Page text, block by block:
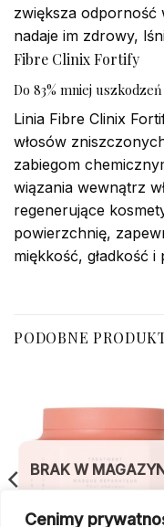
Cenimy
zwiększa odporność
nadaje im zdrowy,
Fibre Clinix Fortify
Do 83% mniej
Linia Fibre Clinix
włosów
zabiegom
wiązania wewnątrz
regenerujące
powierzchnię,
miękkość, gładkość i
PODOBNE
BRAK W